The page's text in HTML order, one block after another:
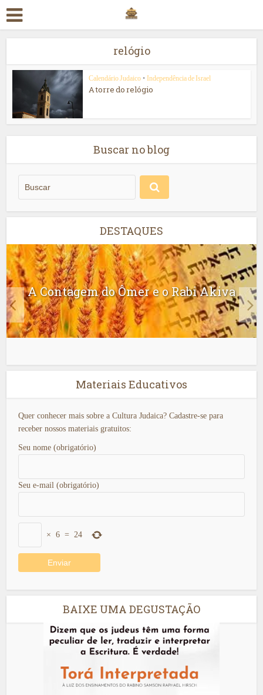
relógio
Calendário Judaico • Independência de Israel
A torre do relógio
Buscar no blog
DESTAQUES
A Contagem do Ômer e o Rabi Akiva
Materiais Educativos
Quer conhecer mais sobre a Cultura Judaica? Cadastre-se para
receber nossos materiais gratuitos:
Seu nome (obrigatório)
Seu e-mail (obrigatório)
× 6 = 24
BAIXE UMA DEGUSTAÇÃO